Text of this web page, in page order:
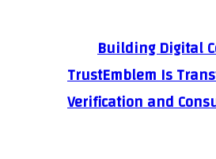
Building Digital
TrustEmblem Is
Verification and